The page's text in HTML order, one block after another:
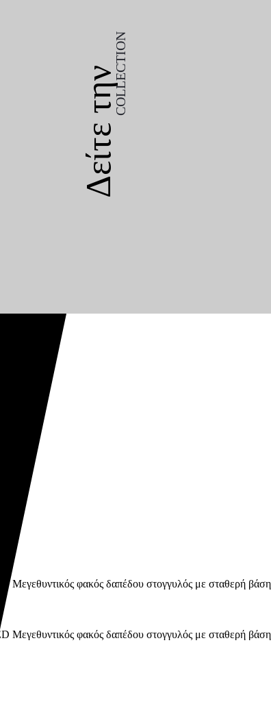
Δείτε τηνCOLLECTION
Δείτε τηνCOLLECTION